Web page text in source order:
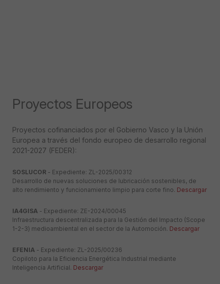
Proyectos Europeos
Proyectos cofinanciados por el Gobierno Vasco y la Unión
Europea a través del fondo europeo de desarrollo regional
2021-2027 (FEDER):
SOSLUCOR - Expediente: ZL-2025/00312
Desarrollo de nuevas soluciones de lubricación sostenibles, de
alto rendimiento y funcionamiento limpio para corte fino. Descargar
IA4GISA - Expediente: ZE-2024/00045
Infraestructura descentralizada para la Gestión del Impacto (Scope
1-2-3) medioambiental en el sector de la Automoción. Descargar
EFENIA - Expediente: ZL-2025/00236
Copiloto para la Eficiencia Energética Industrial mediante
Inteligencia Artificial. Descargar